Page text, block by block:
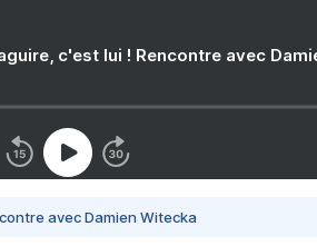
c'est lui ! Rencontre avec
avec Damien Witecka